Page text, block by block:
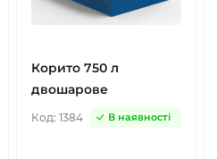
Корито 750 л
двошарове
Код: 1384 В наявності